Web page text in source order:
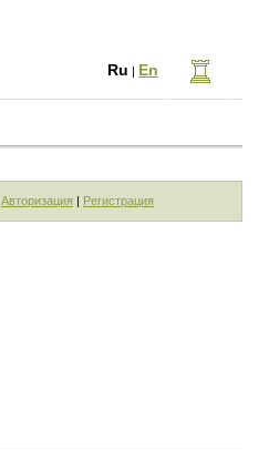
Ru | En
Авторизация | Регистрация